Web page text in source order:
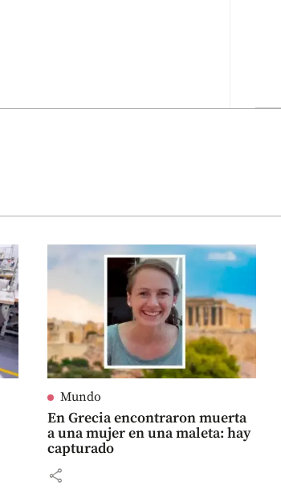
Mundo
En Grecia encontraron muerta
a una mujer en una maleta: hay
capturado
share